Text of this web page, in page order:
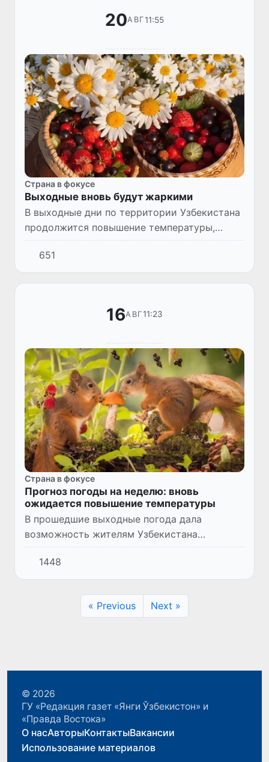
20АВГ11:55
Страна в фокусе
Выходные вновь будут жаркими
В выходные дни по территории Узбекистана
продолжится повышение температуры,
начавшееся в последние два дня. Жаркая
воздушная масса приходит на смену
прохладе, так порадовавшей жите...
651
16АВГ11:23
Страна в фокусе
Прогноз погоды на неделю: вновь
ожидается повышение температуры
В прошедшие выходные погода дала
возможность жителям Узбекистана
отдохнуть от надоевшей за последние
месяцы жары. Вторжение прохладного
воздуха с районов Западного Казахстана
1448
« Previous Next »
© 2026
ГУ «Редакция газет «Янги Ўзбекистон» и
«Правда Востока»
О насАвторыКонтактыВакансии
Использование материалов